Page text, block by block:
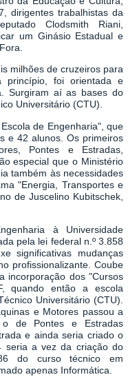
dirigentes trabalhistas da
Clodsmith Riani,
um Ginásio Estadual e
milhões de cruzeiros para
princípio, foi orientada e
Surgiram aí as bases do
Universitário (CTU).
de Engenharia", que
e 42 alunos. Os primeiros
Pontes e Estradas,
especial que o Ministério
também às necessidades
"Energia, Transportes e
de Juscelino Kubitschek,
à Universidade
pela lei federal n.º 3.858
significativas mudanças
profissionalizante. Coube
incorporação dos "Cursos
quando então a escola
Universitário (CTU).
e Motores passou a
de Pontes e Estradas
e ainda seria criado o
seria a vez da criação do
do curso técnico em
apenas Informática.